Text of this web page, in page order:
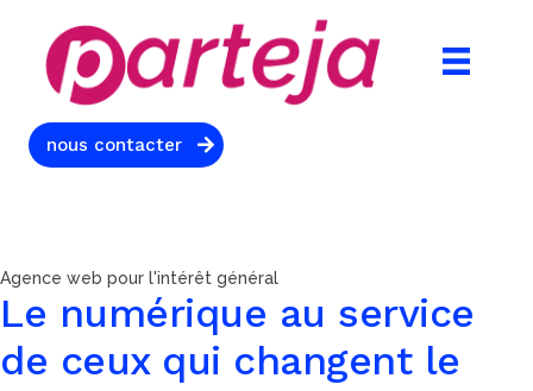
nous contacter
Agence web pour l'intérêt général
Le numérique au service
de ceux qui changent le